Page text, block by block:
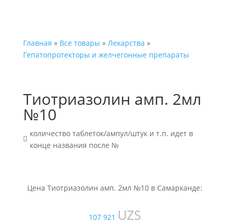
Главная » Все товары » Лекарства »
Гепатопротекторы и желчегонные препараты
Тиотриазолин амп. 2мл
№10

количество таблеток/ампул/штук и т.п. идет в
конце названия после №
Цена Тиотриазолин амп. 2мл №10 в Самарканде:
107 921 UZS